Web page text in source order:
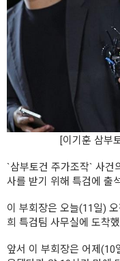
[이기훈 삼부
`삼부토건 주가조작` 사건
사를 받기 위해 특검에 출
이 부회장은 오늘(11일)
희 특검팀 사무실에 도착
앞서 이 부회장은 어제(10